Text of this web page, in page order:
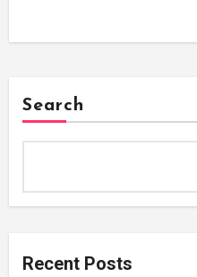
Search
Recent Posts